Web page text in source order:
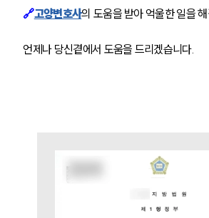
🔗고양변호사의 도움을 받아 억울한 일을
언제나 당신곁에서 도움을 드리겠습니다.